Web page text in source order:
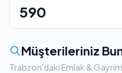
590
Müşterileriniz
Trabzon'daki Emlak &